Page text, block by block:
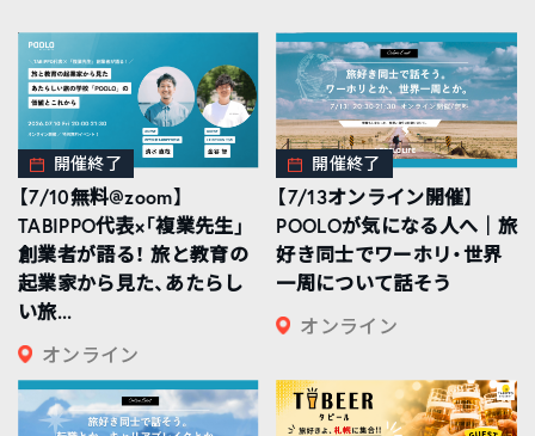
開催終了
【7/10無料@zoom】
TABIPPO代表×「複業先生」
創業者が語る！ 旅と教育の
起業家から見た、あたらし
い旅...
オンライン
開催終了
【7/13オンライン開催】
POOLOが気になる人へ｜旅
好き同士でワーホリ・世界
一周について話そう
オンライン